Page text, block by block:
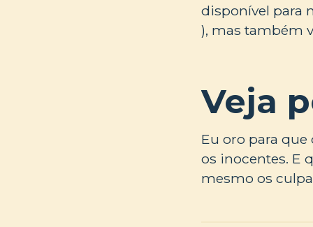
disponível para
), mas também
Veja
Eu oro para
os inocentes. E
mesmo os